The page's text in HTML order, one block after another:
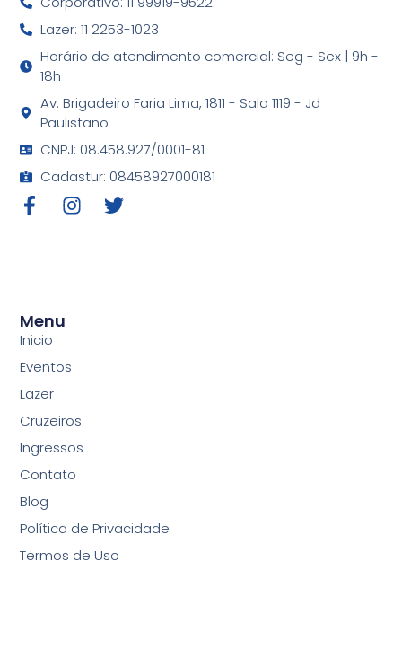
Menu
Inicio
Eventos
Lazer
Cruzeiros
Ingressos
Contato
Blog
Política de Privacidade
Termos de Uso
Lazer: 11 2253-1023
Horário de atendimento comercial: Seg - Sex | 9h -
18h
Av. Brigadeiro Faria Lima, 1811 - Sala 1119 - Jd
Paulistano
CNPJ: 08.458.927/0001-81
Cadastur: 08458927000181